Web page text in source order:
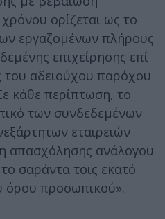
ορίζεται ως το
εργαζομένων πλήρους
επιχείρησης επί
αδειούχου παρόχου
κάθε περίπτωση, το
των συνδεδεμένων
εταιρειών
απασχόλησης ανάλογου
σαράντα τοις εκατό
όρου προσωπικού».